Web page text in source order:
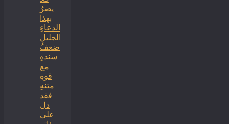
يضرُ
بهذا
الدعاءِ
الجليلِ
ضعفُ
سندهِ
مع
قوةِ
متنهِ
فقد
دل
على